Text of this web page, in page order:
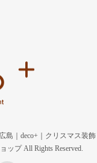
島｜deco+｜クリスマス装飾
ップ All Rights Reserved.